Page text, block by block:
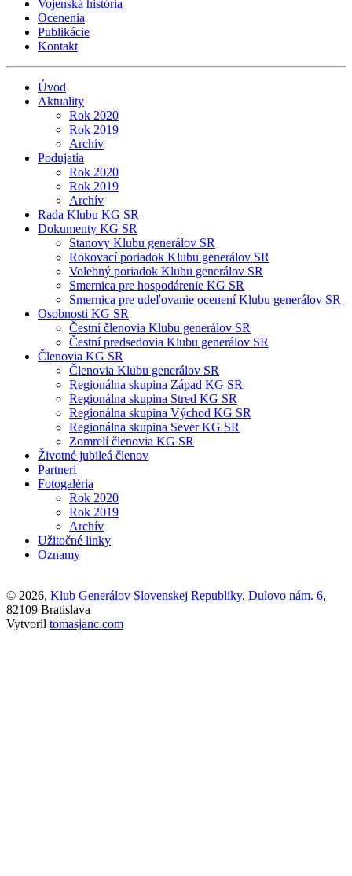
Vojenská história
Ocenenia
Publikácie
Kontakt
Úvod
Aktuality
Rok 2020
Rok 2019
Archív
Podujatia
Rok 2020
Rok 2019
Archív
Rada Klubu KG SR
Dokumenty KG SR
Stanovy Klubu generálov SR
Rokovací poriadok Klubu generálov SR
Volebný poriadok Klubu generálov SR
Smernica pre hospodárenie KG SR
Smernica pre udeľovanie ocenení Klubu generálov SR
Osobnosti KG SR
Čestní členovia Klubu generálov SR
Čestní predsedovia Klubu generálov SR
Členovia KG SR
Členovia Klubu generálov SR
Regionálna skupina Západ KG SR
Regionálna skupina Stred KG SR
Regionálna skupina Východ KG SR
Regionálna skupina Sever KG SR
Zomrelí členovia KG SR
Životné jubileá členov
Partneri
Fotogaléria
Rok 2020
Rok 2019
Archív
Užitočné linky
Oznamy
© 2026, Klub Generálov Slovenskej Republiky, Dulovo nám. 6,
82109 Bratislava
Vytvoril tomasjanc.com